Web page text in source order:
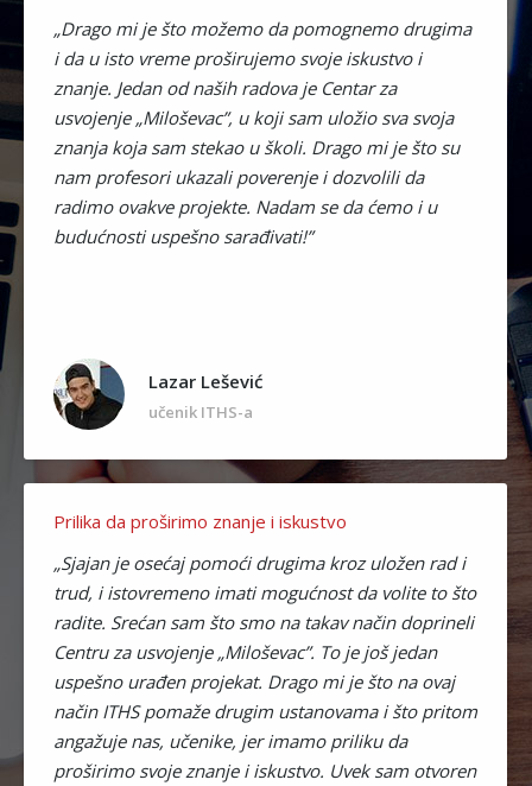
„Drago mi je što možemo da pomognemo drugima
i da u isto vreme proširujemo svoje iskustvo i
znanje. Jedan od naših radova je Centar za
usvojenje „Miloševac”, u koji sam uložio sva svoja
znanja koja sam stekao u školi. Drago mi je što su
nam profesori ukazali poverenje i dozvolili da
radimo ovakve projekte. Nadam se da ćemo i u
budućnosti uspešno sarađivati!”
Lazar Lešević
učenik ITHS-a
Prilika da proširimo znanje i iskustvo
„Sjajan je osećaj pomoći drugima kroz uložen rad i
trud, i istovremeno imati mogućnost da volite to što
radite. Srećan sam što smo na takav način doprineli
Centru za usvojenje „Miloševac”. To je još jedan
uspešno urađen projekat. Drago mi je što na ovaj
način ITHS pomaže drugim ustanovama i što pritom
angažuje nas, učenike, jer imamo priliku da
proširimo svoje znanje i iskustvo. Uvek sam otvoren